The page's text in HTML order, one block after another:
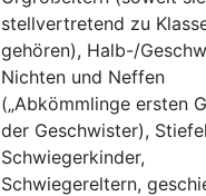
stellvertretend zu
gehören), Halb-/
Nichten und Neffen
(„Abkömmlinge ersten
der Geschwister),
Schwiegerkinder,
Schwiegereltern,